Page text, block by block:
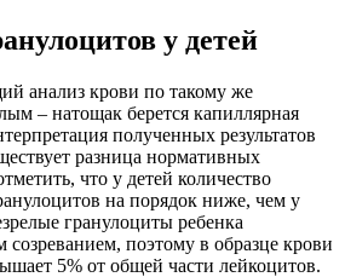
у детей
анализ крови по такому же
– натощак берется капиллярная
полученных результатов
разница нормативных
что у детей количество
на порядок ниже, чем у
гранулоциты ребенка
поэтому в образце крови
5% от общей части лейкоцитов.